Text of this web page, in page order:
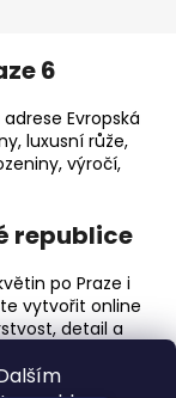
6
Evropská
luxusní růže,
výročí,
republice
po Praze i
vytvořit online
detail a